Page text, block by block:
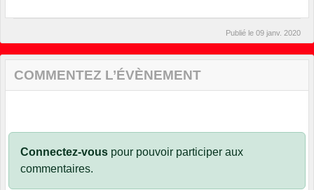
Publié le 09 janv. 2020
COMMENTEZ L’ÉVÈNEMENT
Connectez-vous pour pouvoir participer aux
commentaires.